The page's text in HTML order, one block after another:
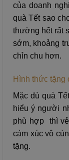
của doanh
quà Tết sao
thường hết rất
sớm, khoảng
chỉn chu hơn.
Hình thức tặng
Mặc dù quà
hiểu ý người
phù hợp thì
cảm xúc vô
tặng.